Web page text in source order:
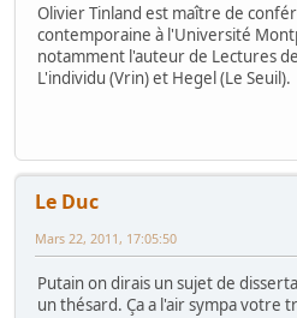
Olivier Tinland est maître de
contemporaine à l'Université
notamment l'auteur de Lectures
L'individu (Vrin) et Hegel (Le Seuil).
Le Duc
Mars 22, 2011, 17:05:50
Putain on dirais un sujet de
un thésard. Ça a l'air sympa votre